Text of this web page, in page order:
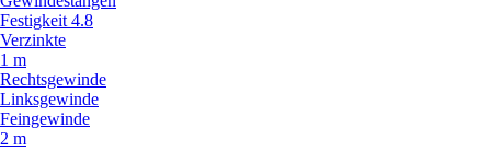
Festigkeit 4.8
Verzinkte
1 m
Rechtsgewinde
Linksgewinde
Feingewinde
2 m